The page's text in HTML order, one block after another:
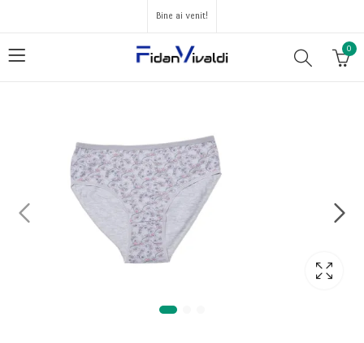
Bine ai venit!
0